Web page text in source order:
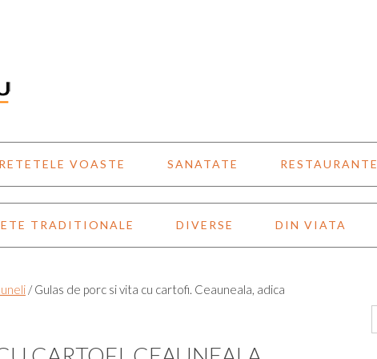
RETETELE VOASTE SANATATE RESTAURANTE
TRADITIONALE DIVERSE DIN VIATA
/Gulas de porc si vita cu cartofi. Ceauneala, adica